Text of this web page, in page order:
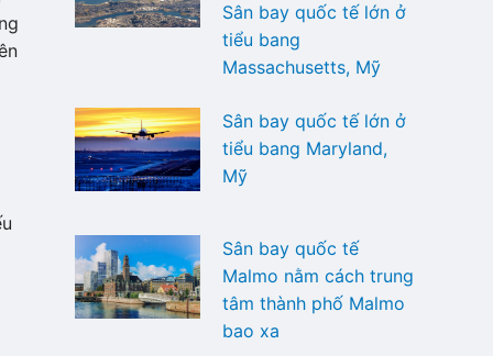
Sân bay quốc tế lớn ở
tiểu bang
Massachusetts, Mỹ
Sân bay quốc tế lớn ở
tiểu bang Maryland,
Mỹ
Sân bay quốc tế
Malmo nằm cách trung
tâm thành phố Malmo
bao xa